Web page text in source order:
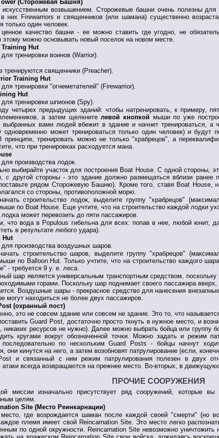
(Сторожевая Башня)
возвышением. Сторожевые башни очень полезны для
них Firewarriors и священников (или шамана) существенно
только один человек.
качество башни - ее можно ставить где угодно, не
этому можно основывать новый поселок на новом месте.
Hut
тренировки воинов (Warrior).
тренируются священники (Preacher).
Training Hut
тренировки "огнеметателей" (Firewarrior).
Hut
тренировки шпионов (Spy).
четырех предыдущих зданий: чтобы натренировать, к примеру,
а затем щелкнителевой кнопкой мыши по уже
выбранных вами людей вбежит в здание и начнет тренироваться, а
одновременно может тренироваться только один человек) и будут
принципе, тренировать можно не только "храбрецов", а
что при тренировках расходуется мана.
производства лодок.
выбирайте участок для построения Boat House. С одной стороны,
с другой стороны - это здание должно размещаться вблизи ранее
рядом Сторожевую Башню). Кроме того, ставя Boat House,
со стороны, противоположной морю.
строительство лодок, выделите группу "храбрецов"
по Boat House. Еще учтите, что на строительство каждой лодки
может перевозить до пяти пассажиров.
что вода в Populous гибельна для всех: попав в нее, любой юнит,
в результате любого удара).
Hut
производства воздушных шаров.
строительство шаров, выделите группу "храбрецов"
по Balloon Hut. Только учтите, что на строительство каждого
- требуется 9 у. е. леса.
шар является универсальным транспортным средством,
горами. Поскольку шар поднимает своего пассажира
Воздушные шары - прекрасное средство для нанесения
могут находиться не более двух пассажиров.
(охранный пост)
это не совсем здание или совсем не здание. Это то, что
Guard Post, достаточно просто ткнуть в нужное место, и
никаких ресурсов не нужно). Далее можно выбрать бойца или группу
кругами вокруг обозначенной точки. Можно задать и режим
последовательно по нескольким Guard Posts - бойцы начнут
они кинутся на него, а затем возобновят патрулирование (если,
и связанный с ним режим патрулирования полезен в двух
атаки всегда возвращаются на прежнее место. Во-вторых, в
ПРОЧИЕ СООРУЖЕНИЯ
миссии изначально присутствует ряд сооружений, которые
целям.
Site (Место Реинкарнации)
где возрождается шаман после каждой своей "смерти" (но
племя имеет свой Reincarnation Site. Это место легко
по одной окружности. Reincarnation Site невозможно уничтожить